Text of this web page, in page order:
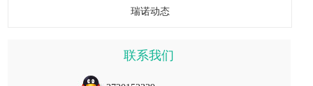
瑞诺动态
联系我们